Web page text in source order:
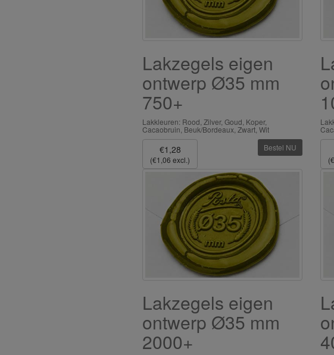
Lakzegels eigen
ontwerp Ø35 mm
750+
Lakkleuren: Rood, Zilver, Goud, Koper,
Cacaobruin, Beuk/Bordeaux, Zwart, Wit
€1,28
(€1,06 excl.)
Bestel NU
Lakzegels eigen
ontwerp Ø35 mm
2000+